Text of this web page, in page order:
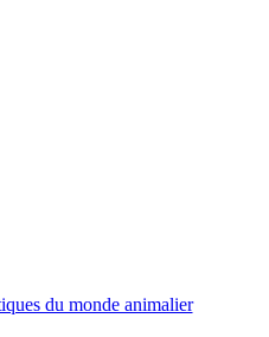
du monde animalier